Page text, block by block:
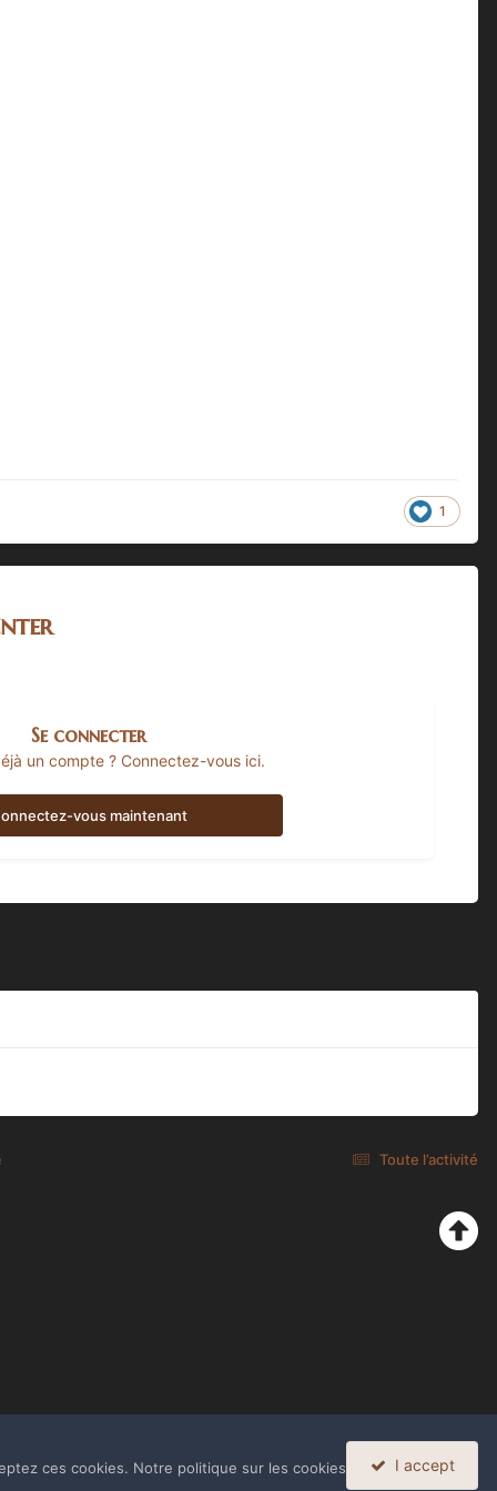
1
Se connecter
un compte ? Connectez-vous ici.
vous maintenant
Toute l’activité
ces cookies. Notre politique sur les cookies I accept